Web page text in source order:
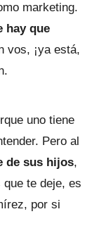
marketing.
hay que
vos, ¡ya está,
uno tiene
Pero al
de sus hijos,
te deje, es
por si